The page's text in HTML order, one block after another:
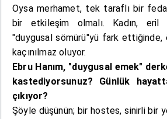
Oysa merhamet, tek taraflı bir
bir etkileşim olmalı. Kadın, eril
"duygusal sömürü"yü fark
kaçınılmaz oluyor.
Ebru Hanım, "duygusal emek"
kastediyorsunuz? Günlük
çıkıyor?
Şöyle düşünün; bir hostes, sinirli bir